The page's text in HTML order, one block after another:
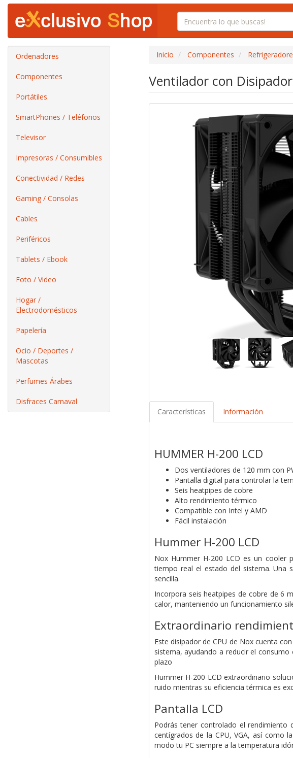
Ordenadores
Componentes
Portátiles
SmartPhones / Teléfonos
Televisor
Impresoras / Consumibles
Conectividad / Redes
Gaming / Consolas
Cables
Periféricos
Tablets / Ebook
Foto / Video
Hogar /
Electrodomésticos
Papelería
Ocio / Deportes /
Mascotas
Perfumes Árabes
Disfraces Carnaval
Inicio Componentes
Ventilador con
Características Información
HUMMER H-200 LCD
Dos ventiladores de 120 mm con
Pantalla digital para controlar la
Seis heatpipes de cobre
Alto rendimiento térmico
Compatible con Intel y AMD
Fácil instalación
Hummer H-200 LCD
Nox Hummer H-200 LCD es un cooler
tiempo real el estado del sistema. Una
sencilla.
Incorpora seis heatpipes de cobre de 6
calor, manteniendo un funcionamiento
Extraordinario
Este disipador de CPU de Nox cuenta
sistema, ayudando a reducir el
plazo
Hummer H-200 LCD extraordinario
ruido mientras su eficiencia térmica es
Pantalla LCD
Podrás tener controlado el rendimiento
centígrados de la CPU, VGA, así como
modo tu PC siempre a la temperatura